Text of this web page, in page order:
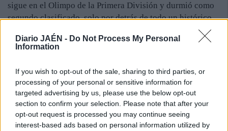
Diario JAÉN - Do Not Process My Personal
Information
If you wish to opt-out of the sale, sharing to third parties, or
processing of your personal or sensitive information for
targeted advertising by us, please use the below opt-out
section to confirm your selection. Please note that after your
opt-out request is processed you may continue seeing
interest-based ads based on personal information utilized by
sigue en el Olimpo de la Primera División y durmió como
segundo clasificado, solo por detrás de todo un histórico
como el Inter Movistar. La semana que viene la capital
tiene una nueva cita con la elite en La Salobreja. En esta
espera que la afición responda como lo hizo ayer. Por otro
lado, el equipo local salió con camisetas rosas en
solidaridad con el Día Mundial del Cáncer de Mama. Un
gesto muy aplaudido por el público que se dio cita en el
pabellón.